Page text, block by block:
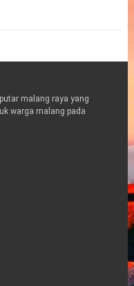
malang raya yang
warga malang pada